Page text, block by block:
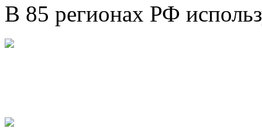
В 85 регионах РФ